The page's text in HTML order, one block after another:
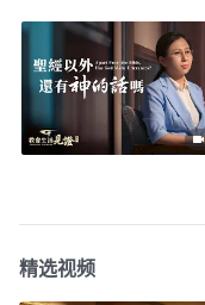
精选视频